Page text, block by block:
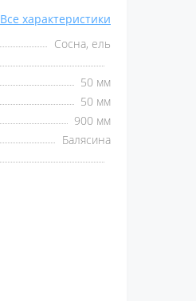
Все характеристики
Сосна, ель
50 мм
50 мм
900 мм
Балясина